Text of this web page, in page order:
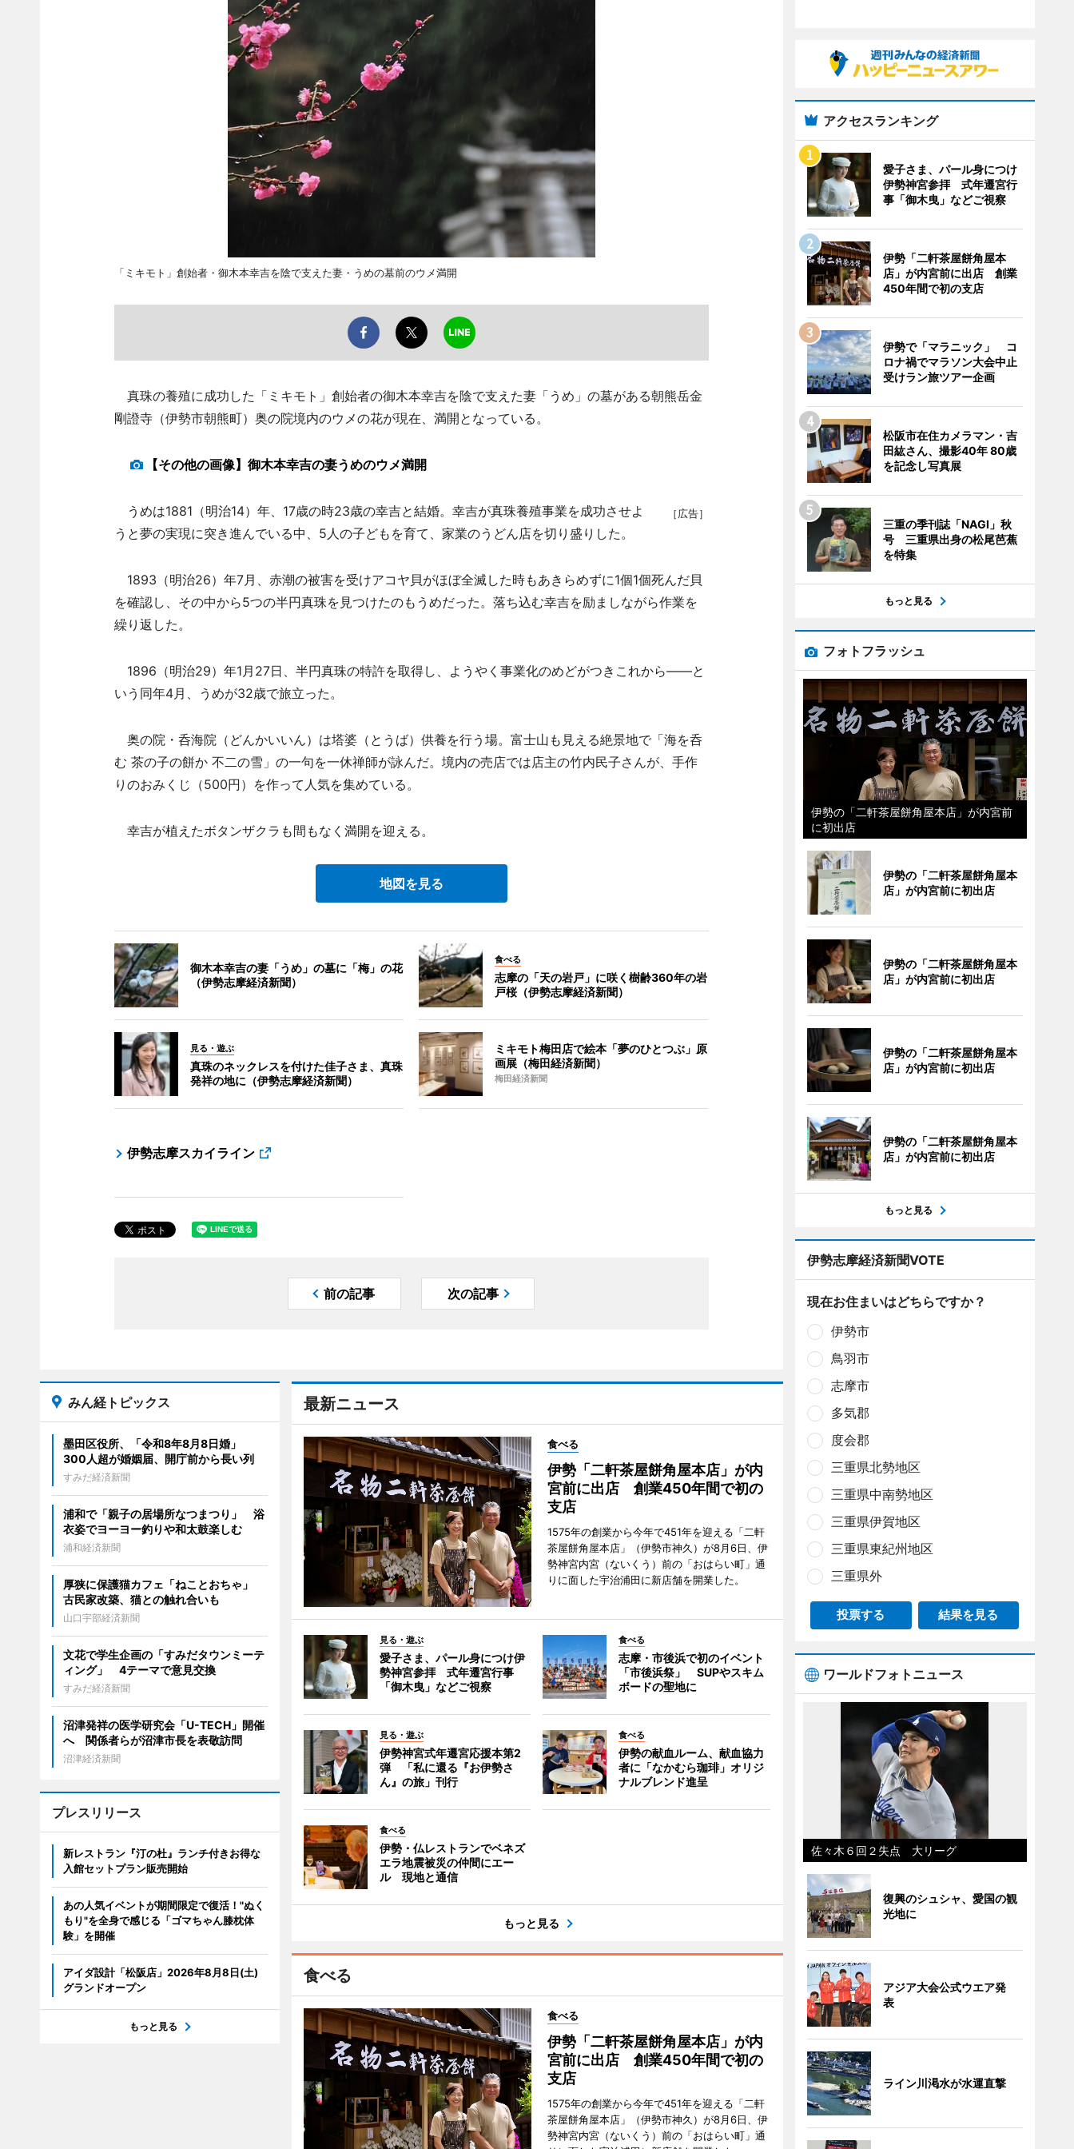
「ミキモト」創始者・御木本幸吉を陰で支えた妻・うめの墓前のウメ満開
真珠の養殖に成功した「ミキモト」創始者の御木本幸吉を陰で支えた妻「うめ」の墓がある朝熊岳金
剛證寺（伊勢市朝熊町）奥の院境内のウメの花が現在、満開となっている。
【その他の画像】御木本幸吉の妻うめのウメ満開
［広告］
うめは1881（明治14）年、17歳の時23歳の幸吉と結婚。幸吉が真珠養殖事業を成功させよ
うと夢の実現に突き進んでいる中、5人の子どもを育て、家業のうどん店を切り盛りした。
1893（明治26）年7月、赤潮の被害を受けアコヤ貝がほぼ全滅した時もあきらめずに1個1個死んだ貝
を確認し、その中から5つの半円真珠を見つけたのもうめだった。落ち込む幸吉を励ましながら作業を
繰り返した。
1896（明治29）年1月27日、半円真珠の特許を取得し、ようやく事業化のめどがつきこれから――と
いう同年4月、うめが32歳で旅立った。
奥の院・呑海院（どんかいいん）は塔婆（とうば）供養を行う場。富士山も見える絶景地で「海を呑
む 茶の子の餅か 不二の雪」の一句を一休禅師が詠んだ。境内の売店では店主の竹内民子さんが、手作
りのおみくじ（500円）を作って人気を集めている。
幸吉が植えたボタンザクラも間もなく満開を迎える。
地図を見る
御木本幸吉の妻「うめ」の墓に「梅」の花
（伊勢志摩経済新聞）
食べる
志摩の「天の岩戸」に咲く樹齢360年の岩
戸桜（伊勢志摩経済新聞）
見る・遊ぶ
真珠のネックレスを付けた佳子さま、真珠
発祥の地に（伊勢志摩経済新聞）
ミキモト梅田店で絵本「夢のひとつぶ」原
画展（梅田経済新聞）
梅田経済新聞
伊勢志摩スカイライン
前の記事 次の記事
最新ニュース
食べる
伊勢「二軒茶屋餅角屋本店」が内
宮前に出店 創業450年間で初の
支店
1575年の創業から今年で451年を迎える「二軒
茶屋餅角屋本店」（伊勢市神久）が8月6日、伊
勢神宮内宮（ないくう）前の「おはらい町」通
りに面した宇治浦田に新店舗を開業した。
見る・遊ぶ
愛子さま、パール身につけ伊
勢神宮参拝 式年遷宮行事
「御木曳」などご視察
食べる
志摩・市後浜で初のイベント
「市後浜祭」 SUPやスキム
ボードの聖地に
見る・遊ぶ
伊勢神宮式年遷宮応援本第2
弾 「私に還る『お伊勢さ
ん』の旅」刊行
食べる
伊勢の献血ルーム、献血協力
者に「なかむら珈琲」オリジ
ナルブレンド進呈
食べる
伊勢・仏レストランでベネズ
エラ地震被災の仲間にエー
ル 現地と通信
もっと見る
食べる
食べる
伊勢「二軒茶屋餅角屋本店」が内
宮前に出店 創業450年間で初の
支店
1575年の創業から今年で451年を迎える「二軒
茶屋餅角屋本店」（伊勢市神久）が8月6日、伊
勢神宮内宮（ないくう）前の「おはらい町」通
みん経トピックス
墨田区役所、「令和8年8月8日婚」
300人超が婚姻届、開庁前から長い列
すみだ経済新聞
浦和で「親子の居場所なつまつり」 浴
衣姿でヨーヨー釣りや和太鼓楽しむ
浦和経済新聞
厚狭に保護猫カフェ「ねことおちゃ」
古民家改築、猫との触れ合いも
山口宇部経済新聞
文花で学生企画の「すみだタウンミーテ
ィング」 4テーマで意見交換
すみだ経済新聞
沼津発祥の医学研究会「U-TECH」開催
へ 関係者らが沼津市長を表敬訪問
沼津経済新聞
プレスリリース
新レストラン『汀の杜』ランチ付きお得な
入館セットプラン販売開始
あの人気イベントが期間限定で復活！"ぬく
もり"を全身で感じる「ゴマちゃん膝枕体
験」を開催
アイダ設計「松阪店」2026年8月8日(土)
グランドオープン
もっと見る
アクセスランキング
愛子さま、パール身につけ
伊勢神宮参拝 式年遷宮行
事「御木曳」などご視察
伊勢「二軒茶屋餅角屋本
店」が内宮前に出店 創業
450年間で初の支店
伊勢で「マラニック」 コ
ロナ禍でマラソン大会中止
受けラン旅ツアー企画
松阪市在住カメラマン・吉
田紘さん、撮影40年 80歳
を記念し写真展
三重の季刊誌「NAGI」秋
号 三重県出身の松尾芭蕉
を特集
もっと見る
フォトフラッシュ
伊勢の「二軒茶屋餅角屋本店」が内宮前
に初出店
伊勢の「二軒茶屋餅角屋本
店」が内宮前に初出店
伊勢の「二軒茶屋餅角屋本
店」が内宮前に初出店
伊勢の「二軒茶屋餅角屋本
店」が内宮前に初出店
伊勢の「二軒茶屋餅角屋本
店」が内宮前に初出店
もっと見る
伊勢志摩経済新聞VOTE
現在お住まいはどちらですか？
伊勢市
鳥羽市
志摩市
多気郡
度会郡
三重県北勢地区
三重県中南勢地区
三重県伊賀地区
三重県東紀州地区
三重県外
投票する 結果を見る
ワールドフォトニュース
佐々木６回２失点 大リーグ
復興のシュシャ、愛国の観
光地に
アジア大会公式ウエア発
表
ライン川渇水が水運直撃